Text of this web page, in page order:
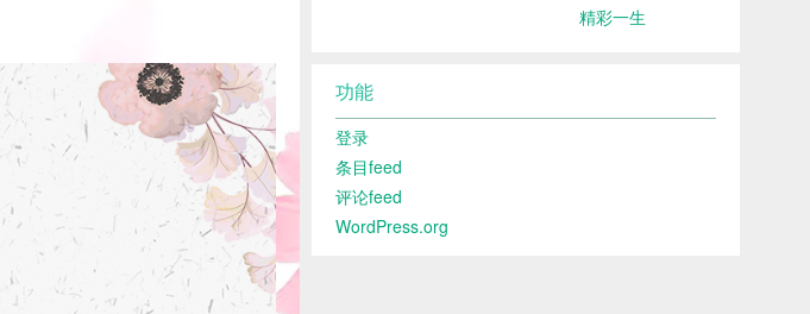
精彩一生
功能
登录
条目feed
评论feed
WordPress.org